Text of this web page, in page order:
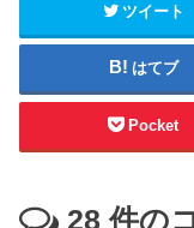
ツイート
はてブ
Pocket
28 件の